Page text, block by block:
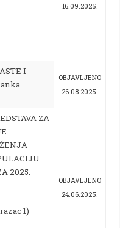
16.09.2025.
I
OBJAVLJENO
26.08.2025.
ZA
2025.
1)
OBJAVLJENO
24.06.2025.